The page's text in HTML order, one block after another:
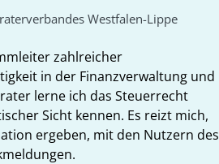
Westfalen-Lippe
zahlreicher
in der Finanzverwaltung und
lerne ich das Steuerrecht
Sicht kennen. Es reizt mich,
ergeben, mit den Nutzern des